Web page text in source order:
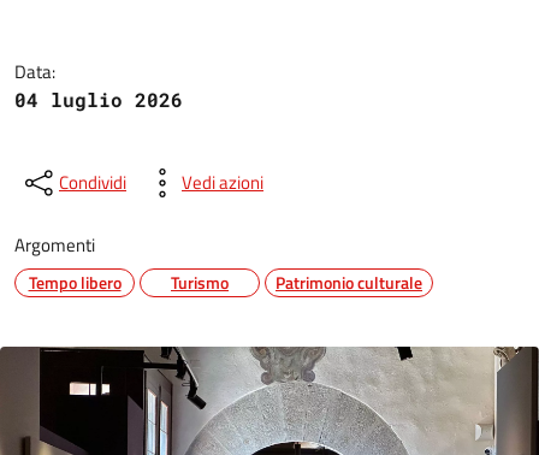
Data:
04 luglio 2026
Condividi Vedi azioni
Argomenti
Tempo libero Turismo Patrimonio culturale